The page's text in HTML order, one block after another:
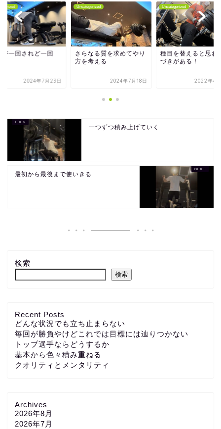
が一回されど一回
2024年7月23日
Uncategorized
さらなる質を求めてやり
方を考える
2024年7月18日
Uncategorized
種目を替えると思わ
づきがある！
2022年4
一つずつ積み上げていく
最初から最後まで使いきる
検索
検索
Recent Posts
どんな状況でも立ち止まらない
毎回が勝負やけどこれでは目標には辿りつかない
トップ選手ならどうするか
基本から色々積み重ねる
クオリティとメンタリティ
Archives
2026年8月
2026年7月